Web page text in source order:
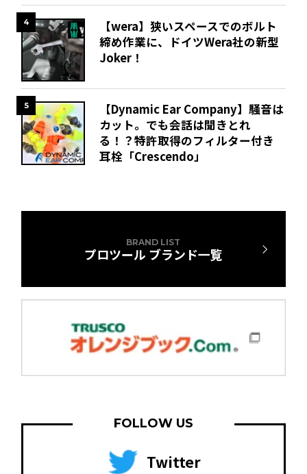
4
【wera】狭いスペースでのボルト
締め作業に、ドイツWera社の新型
Joker！
5
【Dynamic Ear Company】騒音は
カット。でも会話は聞きとれ
る！？特許取得のフィルター付き
耳栓「Crescendo」
BRAND LIST
プロツール ブランド一覧
FOLLOW US
Twitter